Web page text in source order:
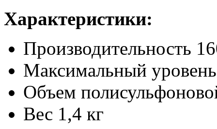
Характеристики:
Производительность
Максимальный
Объем
Вес 1,4 кг